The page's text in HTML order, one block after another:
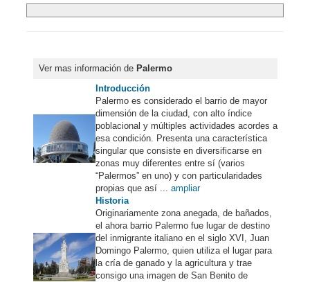
Ver mas información de Palermo
Introducción
Palermo es considerado el barrio de mayor
dimensión de la ciudad, con alto índice
poblacional y múltiples actividades acordes a
esa condición. Presenta una característica
singular que consiste en diversificarse en
zonas muy diferentes entre sí (varios
“Palermos” en uno) y con particularidades
propias que así ... ampliar
Historia
Originariamente zona anegada, de bañados,
el ahora barrio Palermo fue lugar de destino
del inmigrante italiano en el siglo XVI, Juan
Domingo Palermo, quien utiliza el lugar para
la cría de ganado y la agricultura y trae
consigo una imagen de San Benito de